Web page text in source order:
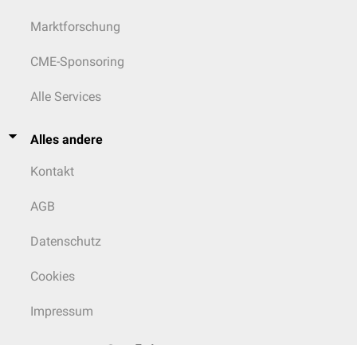
Marktforschung
CME-Sponsoring
Alle Services
Alles andere
Kontakt
AGB
Datenschutz
Cookies
Impressum